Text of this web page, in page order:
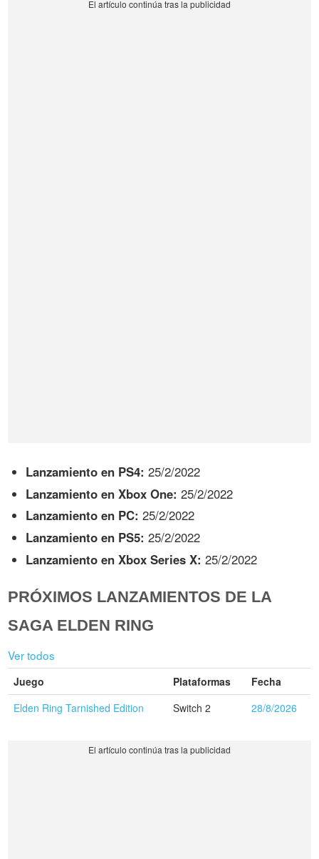
Lanzamiento en PS4: 25/2/2022
Lanzamiento en Xbox One: 25/2/2022
Lanzamiento en PC: 25/2/2022
Lanzamiento en PS5: 25/2/2022
Lanzamiento en Xbox Series X: 25/2/2022
PRÓXIMOS LANZAMIENTOS DE LA
SAGA ELDEN RING
Ver todos
Juego Plataformas
Fecha
Elden Ring Tarnished Edition
Switch 2 28/8/2026